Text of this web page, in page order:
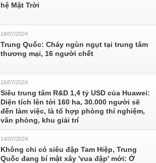
hệ Mặt Trời
18/07/2024
Trung Quốc: Cháy ngùn ngụt tại trung tâm
thương mại, 16 người chết
16/07/2024
Siêu trung tâm R&D 1,4 tỷ USD của Huawei:
Diện tích lên tới 160 ha, 30.000 người sẽ
đến làm việc, là tổ hợp phòng thí nghiệm,
văn phòng, khu giải trí
14/07/2024
Không chỉ có siêu đập Tam Hiệp, Trung
Quốc đang bí mật xây 'vua đập' mới: Ở